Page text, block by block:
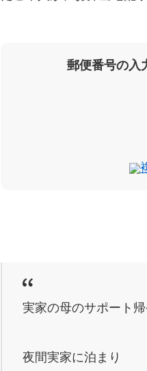
郵便番号の入
実家の母のサポート
夜間実家に泊まり